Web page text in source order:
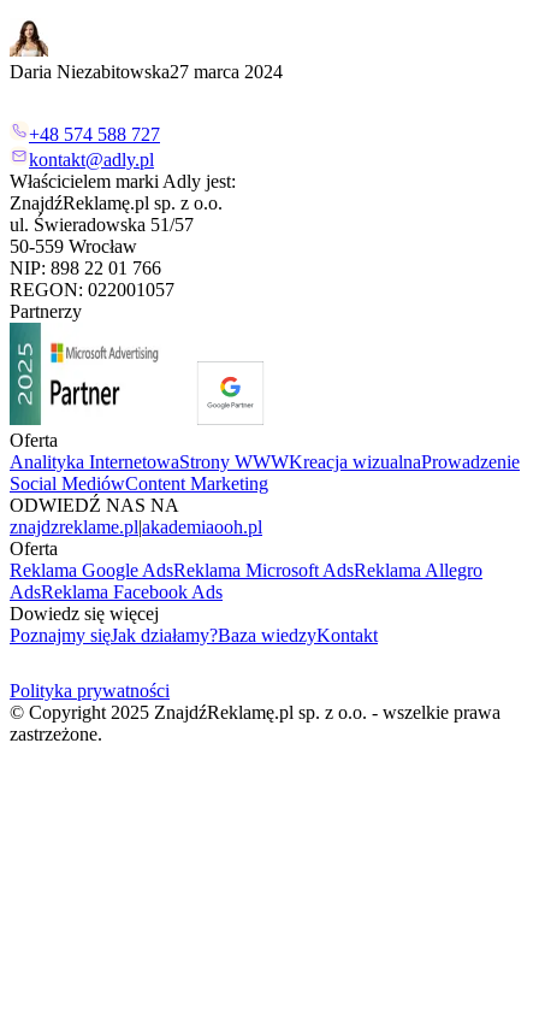
Daria Niezabitowska27 marca 2024
+48 574 588 727
kontakt@adly.pl
Właścicielem marki Adly jest:
ZnajdźReklamę.pl sp. z o.o.
ul. Świeradowska 51/57
50-559 Wrocław
NIP: 898 22 01 766
REGON: 022001057
Partnerzy
Oferta
Analityka InternetowaStrony WWWKreacja wizualnaProwadzenie
Social MediówContent Marketing
ODWIEDŹ NAS NA
znajdzreklame.pl|akademiaooh.pl
Oferta
Reklama Google AdsReklama Microsoft AdsReklama Allegro
AdsReklama Facebook Ads
Dowiedz się więcej
Poznajmy sięJak działamy?Baza wiedzyKontakt
Polityka prywatności
© Copyright 2025 ZnajdźReklamę.pl sp. z o.o. - wszelkie prawa
zastrzeżone.